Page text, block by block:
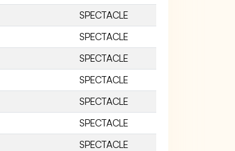
SPECTACLE
SPECTACLE
SPECTACLE
SPECTACLE
SPECTACLE
SPECTACLE
SPECTACLE